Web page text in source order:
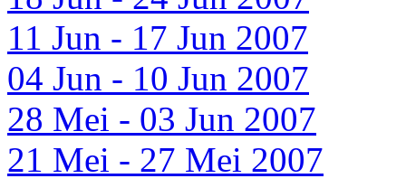
11 Jun - 17 Jun 2007
04 Jun - 10 Jun 2007
28 Mei - 03 Jun 2007
21 Mei - 27 Mei 2007